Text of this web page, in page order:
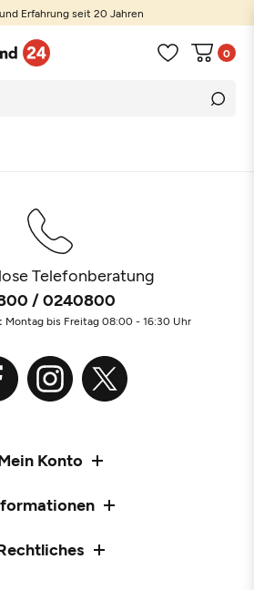
Erfahrung seit 20 Jahren
0
Telefonberatung
/ 0240800
Montag bis Freitag 08:00 - 16:30 Uhr
Konto